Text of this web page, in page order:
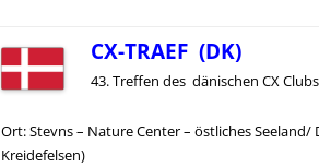
CX-TRAEF (DK)
43. Treffen des dänischen CX Clubs
Ort: Stevns – Nature Center – östliches Seeland/
Kreidefelsen)